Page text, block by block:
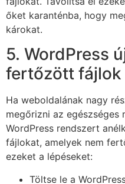
őket karanténba, hogy
károkat.
5. WordPress
fertőzött fájlok
Ha weboldalának nagy
megőrizni az egészséges
WordPress rendszert
fájlokat, amelyek nem
ezeket a lépéseket:
Töltse le a